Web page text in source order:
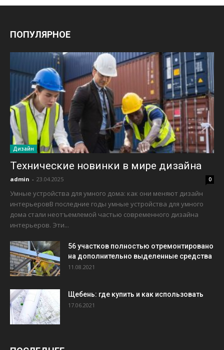
ПОПУЛЯРНОЕ
Дизайн
Технические новинки в мире дизайна
admin - 23.04.2025 0
Умные устройства для умного дома: как они меняют дизайн
интерьеровВ последние годы умные устройства для умного
дома стали неотъемлемой частью современного дизайна
интерьеров. Эти...
56 участков полностью отремонтировано
на дополнительно выделенные средства
11.08.2021
Щебень: где купить и как использовать
17.06.2021